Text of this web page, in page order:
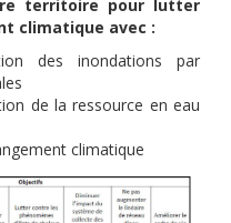
territoire pour lutter
climatique avec :
des inondations par
de la ressource en eau
climatique